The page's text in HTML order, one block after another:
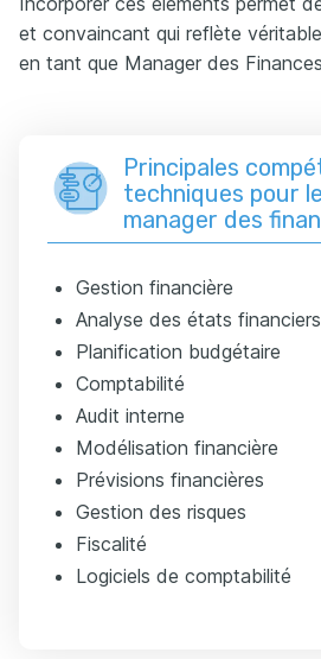
et convaincant qui reflète
en tant que Manager des
Principales
techniques pour
manager des
Gestion financière
Analyse des états financiers
Planification budgétaire
Comptabilité
Audit interne
Modélisation financière
Prévisions financières
Gestion des risques
Fiscalité
Logiciels de comptabilité